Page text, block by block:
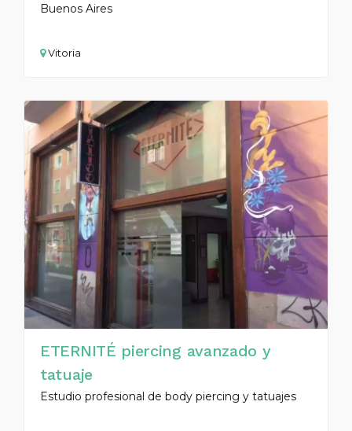
Buenos Aires
Vitoria
ETERNITÉ piercing avanzado y
tatuaje
Estudio profesional de body piercing y tatuajes